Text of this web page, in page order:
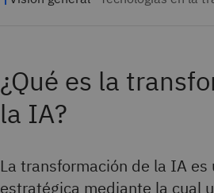
¿Qué es la
la IA?
La transformación de la IA
estratégica mediante la cual